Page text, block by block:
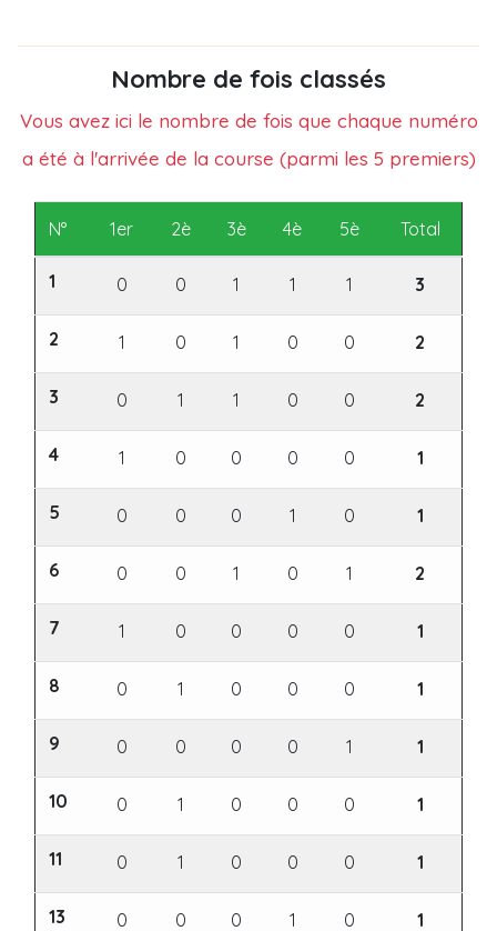
Nombre de fois classés
Vous avez ici le nombre de fois que chaque numéro
a été à l'arrivée de la course (parmi les 5 premiers)
N° 1er 2è 3è 4è 5è Total
1 0 0 1 1 1 3
2 1 0 1 0 0 2
3 0 1 1 0 0 2
4 1 0 0 0 0 1
5 0 0 0 1 0 1
6 0 0 1 0 1 2
7 1 0 0 0 0 1
8 0 1 0 0 0 1
9 0 0 0 0 1 1
10 0 1 0 0 0 1
11 0 1 0 0 0 1
13 0 0 0 1 0 1